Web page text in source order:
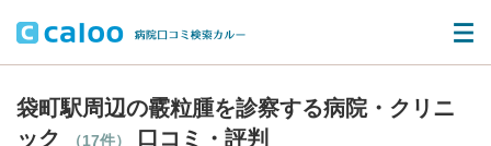
袋町駅周辺の霰粒腫を診察する病院・クリニ
ック
（17件） 口コミ・評判